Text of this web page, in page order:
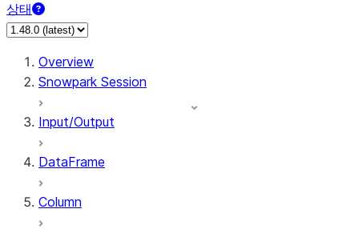
상태
Overview
Snowpark Session
Input/Output
DataFrame
Column